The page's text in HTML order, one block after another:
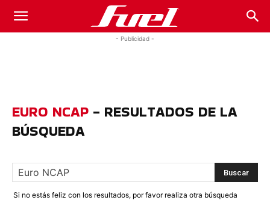
Fuel
Magazine
- Publicidad -
EURO NCAP - RESULTADOS DE LA
BÚSQUEDA
Si no estás feliz con los resultados, por favor realiza otra búsqueda